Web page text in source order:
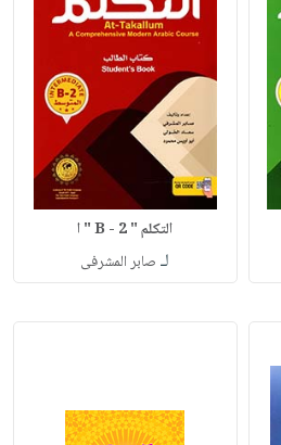
التكلم " B - 2 " ا
لـ صابر المشرفى